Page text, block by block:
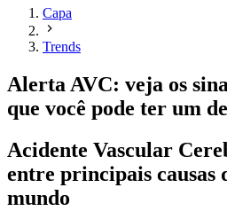
Capa
Trends
Alerta AVC: veja os
que você pode ter um
Acidente Vascular
entre principais causas
mundo